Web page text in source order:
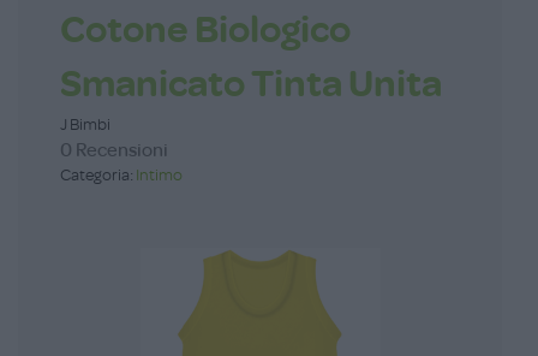
Cotone Biologico
Smanicato Tinta Unita
J Bimbi
0 Recensioni
Categoria: Intimo